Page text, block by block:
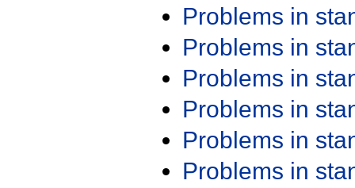
Problems in
Problems in
Problems in
Problems in
Problems in
Problems in